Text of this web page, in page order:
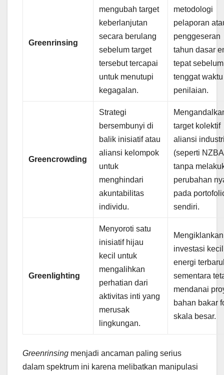
Greenrinsing
mengubah target
keberlanjutan
secara berulang
sebelum target
tersebut tercapai
untuk menutupi
kegagalan.
metodologi
pelaporan
penggeseran
tahun dasar
tepat sebelum
tenggat waktu
penilaian.
Greencrowding
Strategi
bersembunyi di
balik inisiatif atau
aliansi kelompok
untuk
menghindari
akuntabilitas
individu.
target kolektif
aliansi
(seperti
tanpa
perubahan
pada
sendiri.
Greenlighting
Menyoroti satu
inisiatif hijau
kecil untuk
mengalihkan
perhatian dari
aktivitas inti yang
merusak
lingkungan.
Mengiklankan
investasi
energi
sementara
mendanai
bahan bakar
skala besar.
Greenrinsing menjadi ancaman paling serius
dalam spektrum ini karena melibatkan manipulasi